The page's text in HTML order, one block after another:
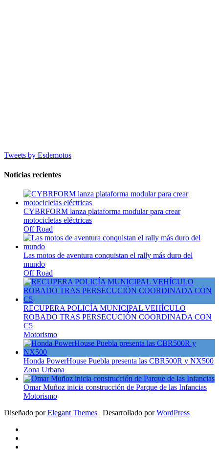
Tweets by Esdemotos
Noticias recientes
CYBRFORM lanza plataforma modular para crear
motocicletas eléctricas
Off Road
Las motos de aventura conquistan el rally más duro del
mundo
Off Road
RECUPERA POLICÍA MUNICIPAL VEHÍCULO
ROBADO TRAS PERSECUCIÓN COORDINADA CON
C5
Motorismo
Honda PowerHouse Puebla presenta las CBR500R y NX500
Zona Urbana
Omar Muñoz inicia construcción de Parque de las Infancias
Motorismo
Diseñado porElegant Themes | Desarrollado porWordPress